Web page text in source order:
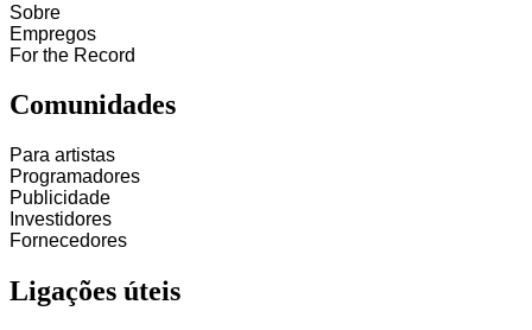
Sobre
Empregos
For the Record
Comunidades
Para artistas
Programadores
Publicidade
Investidores
Fornecedores
Ligações úteis